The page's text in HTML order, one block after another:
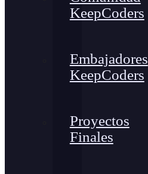
KeepCoders
Embajadores
KeepCoders
Proyectos
Finales